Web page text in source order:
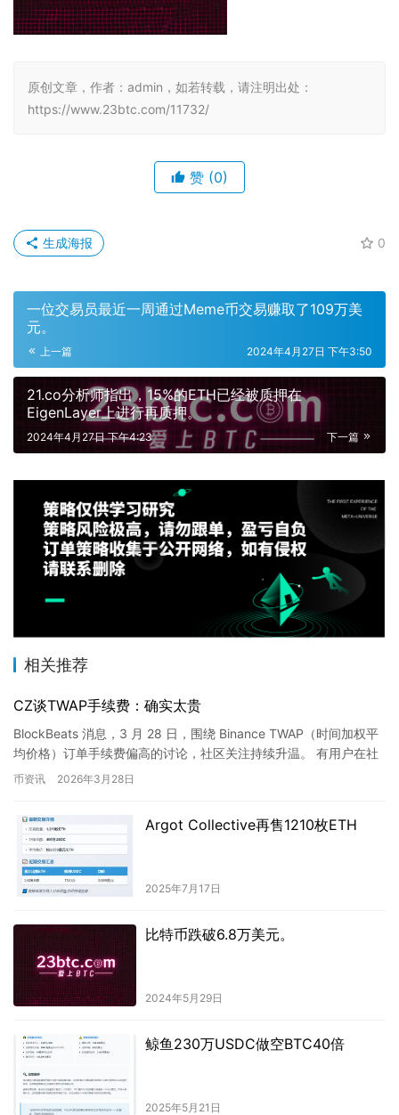
原创文章，作者：admin，如若转载，请注明出处：
https://www.23btc.com/11732/
赞 (0)
0
生成海报
一位交易员最近一周通过Meme币交易赚取了109万美
元。
上一篇 2024年4月27日 下午3:50
21.co分析师指出，15%的ETH已经被质押在
EigenLayer上进行再质押。
下一篇
2024年4月27日 下午4:23
相关推荐
CZ谈TWAP手续费：确实太贵
BlockBeats 消息，3 月 28 日，围绕 Binance TWAP（时间加权平
均价格）订单手续费偏高的讨论，社区关注持续升温。 有用户在社
交平台发文质疑称，TWAP 功能…
币资讯 2026年3月28日
Argot Collective再售1210枚ETH
2025年7月17日
比特币跌破6.8万美元。
2024年5月29日
鲸鱼230万USDC做空BTC40倍
2025年5月21日